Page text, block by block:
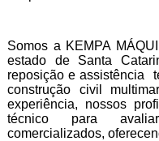
Somos a KEMPA
estado de Santa
reposição e assistência
construção civil
experiência, nossos
técnico para
comercializados,